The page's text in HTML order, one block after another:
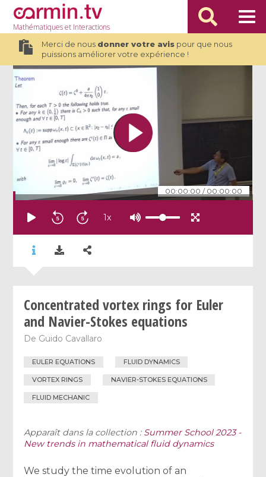
Mathématiqueset Interactions
Merci de nous donner votre avispour que nous
puissions améliorer votre expérience !
00:00:00 / 00:00:00
1x
Concentrated vortex rings for Euler
and Navier-Stokes equations
De Guido Cavallaro
EULER EQUATIONS FLUID DYNAMICS
VORTEX RINGS NAVIER-STOKES EQUATIONS
FLUID MECHANIC
Apparaît dans la collection : Summer School 2023 -
New trends in mathematical fluid dynamics
We study the time evolution of an